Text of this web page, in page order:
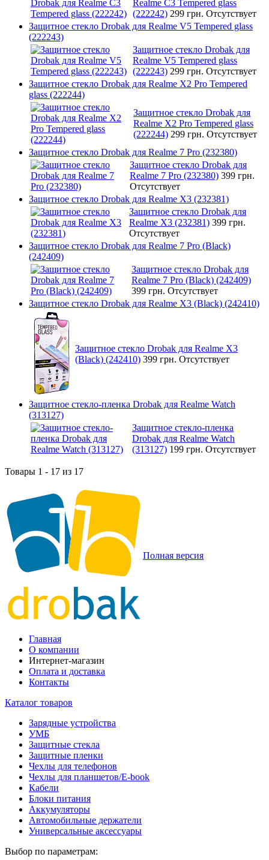
Realme C3 Tempered glass
(222242) 299 грн. Отсутствует
Защитное стекло Drobak для Realme V5 Tempered glass
(222243)
Защитное стекло Drobak для
Realme V5 Tempered glass
(222243) 299 грн. Отсутствует
Защитное стекло Drobak для Realme X2 Pro Tempered
glass (222244)
Защитное стекло Drobak для
Realme X2 Pro Tempered glass
(222244) 299 грн. Отсутствует
Защитное стекло Drobak для Realme 7 Pro (232380)
Защитное стекло Drobak для
Realme 7 Pro (232380) 399 грн.
Отсутствует
Защитное стекло Drobak для Realme X3 (232381)
Защитное стекло Drobak для
Realme X3 (232381) 399 грн.
Отсутствует
Защитное стекло Drobak для Realme 7 Pro (Black)
(242409)
Защитное стекло Drobak для
Realme 7 Pro (Black) (242409)
399 грн. Отсутствует
Защитное стекло Drobak для Realme X3 (Black) (242410)
Защитное стекло Drobak для Realme X3
(Black) (242410) 399 грн. Отсутствует
Защитное стекло-пленка Drobak для Realme Watch
(313127)
Защитное стекло-пленка
Drobak для Realme Watch
(313127) 199 грн. Отсутствует
Товары 1 - 17 из 17
Полная версия
Главная
О компании
Интернет-магазин
Оплата и доставка
Контакты
Каталог товаров
Зарядные устройства
УМБ
Защитные стекла
Защитные пленки
Чехлы для телефонов
Чехлы для планшетов/E-book
Кабели
Блоки питания
Аккумуляторы
Автомобильные держатели
Универсальные аксессуары
Выбор по параметрам: